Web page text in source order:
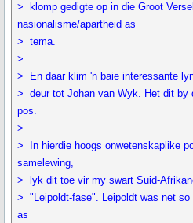
> klomp gedigte op in die Groot
nasionalisme/apartheid as
> tema.
>
> En daar klim 'n baie interessante
> deur tot Johan van Wyk. Het dit by
pos.
>
> In hierdie hoogs onwetenskaplike
samelewing,
> lyk dit toe vir my swart Suid-
> "Leipoldt-fase". Leipoldt was net so
as